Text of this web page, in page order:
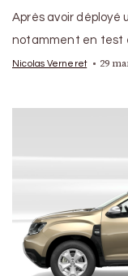
Après avoir déployé
notamment en test
Nicolas Verneret 29